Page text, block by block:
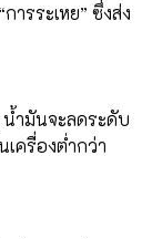
รระเหย” ซึ่งส่ง
น้ำมันจะลดระดับ
เครื่องต่ำกว่า